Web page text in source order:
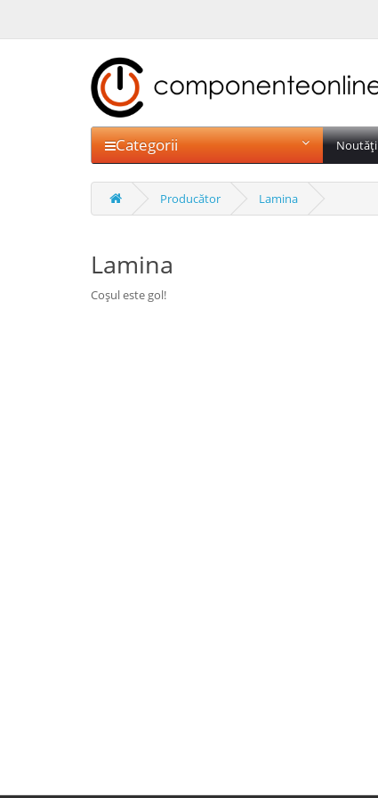
Categorii Noutăți
Producător Lamina
Lamina
Coșul este gol!